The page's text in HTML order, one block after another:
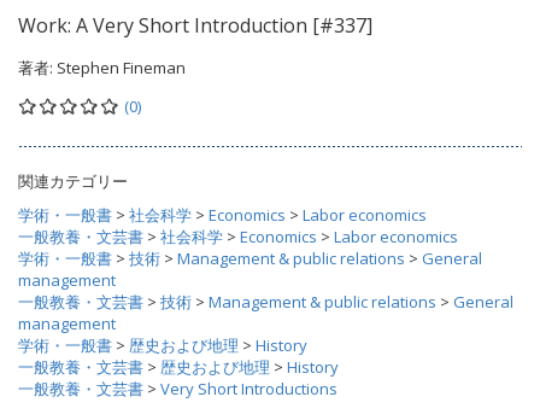
Work: A Very Short Introduction [#337]
著者: Stephen Fineman
(0)
関連カテゴリー
学術・一般書 > 社会科学 > Economics > Labor economics
一般教養・文芸書 > 社会科学 > Economics > Labor economics
学術・一般書 > 技術 > Management & public relations > General
management
一般教養・文芸書 > 技術 > Management & public relations > General
management
学術・一般書 > 歴史および地理 > History
一般教養・文芸書 > 歴史および地理 > History
一般教養・文芸書 > Very Short Introductions